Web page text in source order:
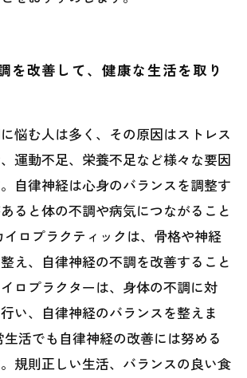
を改善して、健康な生活を取り
悩む人は多く、その原因はストレス
運動不足、栄養不足など様々な要因
自律神経は心身のバランスを調整す
ると体の不調や病気につながること
イロプラクティックは、骨格や神経
え、自律神経の不調を改善すること
ロプラクターは、身体の不調に対
い、自律神経のバランスを整えま
活でも自律神経の改善には努める
規則正しい生活、バランスの良い食